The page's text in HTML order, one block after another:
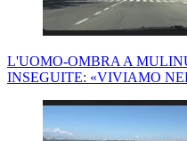
L'UOMO-OMBRA A
INSEGUITE: «VIVIAMO